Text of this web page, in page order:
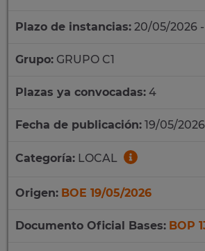
Plazo de instancias: 20/05/2026
Grupo: GRUPO C1
Plazas ya convocadas: 4
Fecha de publicación: 19/05/2026
Categoría: LOCAL
Origen: BOE 19/05/2026
Documento Oficial Bases: BOP